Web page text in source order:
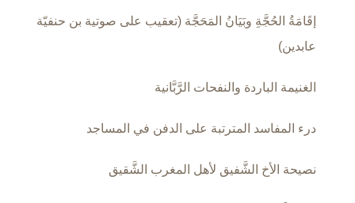
إقَامَةُ الحُجَّةِ وبَيَانُ المَحَجَّة (تعقيب على صوتية بن حنفيّة
عابدين)
الغنيمة الباردة والنفحات الرَّبَّانية
درء المفاسد المترتبة على الدفن في المساجد
نصيحة الأخ الشَّفيق لأهل المغرب الشَّقيق